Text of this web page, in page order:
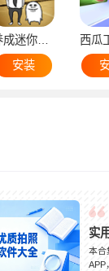
安装
实
本合
APP